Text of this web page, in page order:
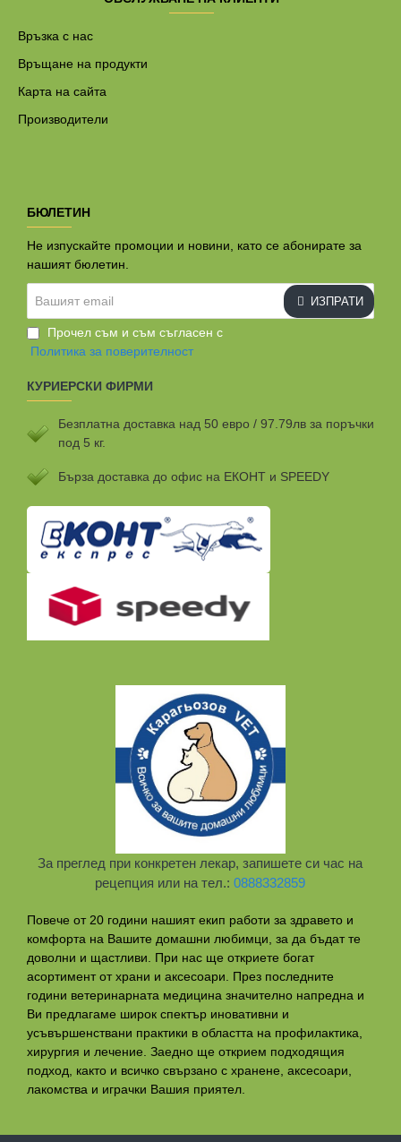
Връзка с нас
Връщане на продукти
Карта на сайта
Производители
БЮЛЕТИН
Не изпускайте промоции и новини, като се абонирате за
нашият бюлетин.
email
ИЗПРАТИ
Прочел съм и съм съгласен с
Политика за поверителност
КУРИЕРСКИ ФИРМИ
Безплатна доставка над 50 евро / 97.79лв за поръчки
под 5 кг.
Бързa доставка до офис на ЕКОНТ и SPEEDY
За преглед при конкретен лекар, запишете си час на
рецепция или на тел.:0888332859
Повече от 20 години нашият екип работи за здравето и
комфорта на Вашите домашни любимци, за да бъдат те
доволни и щастливи. При нас ще откриете богат
асортимент от храни и аксесоари. През последните
години ветеринарната медицина значително напредна и
Ви предлагаме широк спектър иновативни и
усъвършенствани практики в областта на профилактикa,
хирургия и лечение. Заедно ще открием подходящия
подход, както и всичко свързано с хранене, аксесоари,
лакомства и играчки Вашия приятел.